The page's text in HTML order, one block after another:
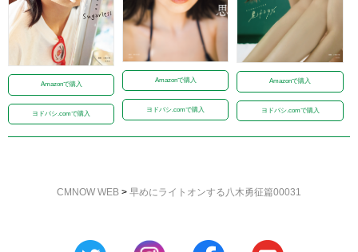
Amazonで購入
ヨドバシ.comで購入
Amazonで購入
ヨドバシ.comで購入
Amazonで購入
ヨドバシ.comで購入
CMNOW WEB > 早めにライトオンする八木勇征篇00031